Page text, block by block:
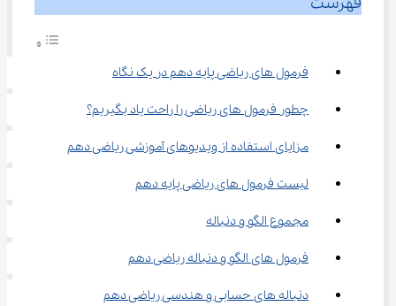
فرمول ‌های ریاضی پایه دهم در یک نگاه
چطور فرمول‌ های ریاضی را راحت یاد بگیریم؟
مزایای استفاده از ویدیوهای آموزشی ریاضی دهم
لیست فرمول‌ های ریاضی پایه دهم
مجموع الگو و دنباله
فرمول های الگو و دنباله ریاضی دهم
دنباله های حسابی و هندسی ریاضی دهم